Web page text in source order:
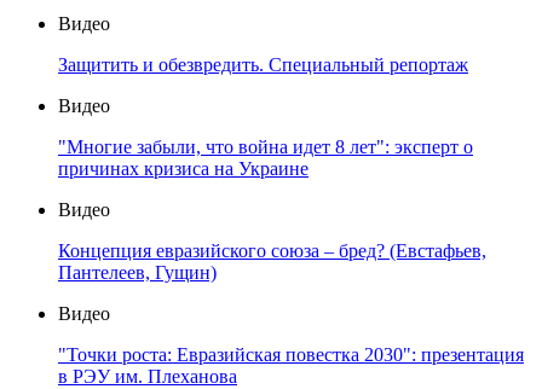
Видео
Защитить и обезвредить. Специальный репортаж
Видео
"Многие забыли, что война идет 8 лет": эксперт о
причинах кризиса на Украине
Видео
Концепция евразийского союза – бред? (Евстафьев,
Пантелеев, Гущин)
Видео
"Точки роста: Евразийская повестка 2030": презентация
в РЭУ им. Плеханова